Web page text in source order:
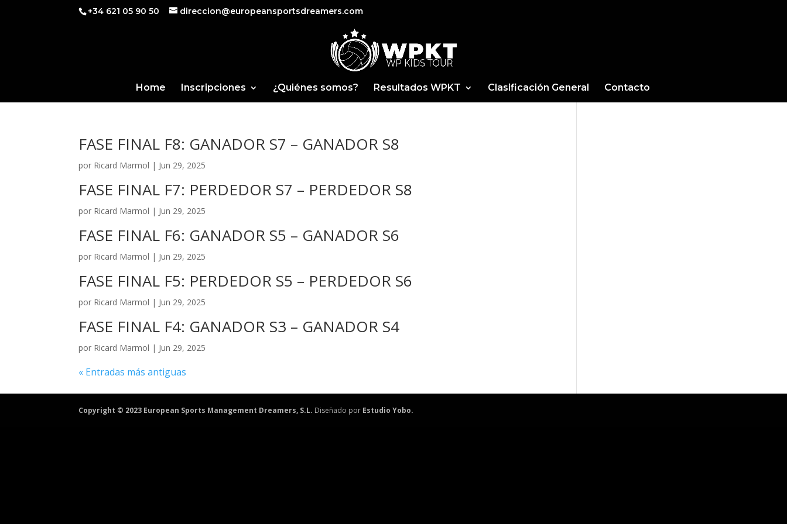
+34 621 05 90 50 direccion@europeansportsdreamers.com
Home Inscripciones ¿Quiénes somos? Resultados WPKT Clasificación General Contacto
FASE FINAL F8: GANADOR S7 – GANADOR S8
por Ricard Marmol | Jun 29, 2025
FASE FINAL F7: PERDEDOR S7 – PERDEDOR S8
por Ricard Marmol | Jun 29, 2025
FASE FINAL F6: GANADOR S5 – GANADOR S6
por Ricard Marmol | Jun 29, 2025
FASE FINAL F5: PERDEDOR S5 – PERDEDOR S6
por Ricard Marmol | Jun 29, 2025
FASE FINAL F4: GANADOR S3 – GANADOR S4
por Ricard Marmol | Jun 29, 2025
« Entradas más antiguas
Copyright © 2023 European Sports Management Dreamers, S.L. Diseñado por Estudio Yobo.